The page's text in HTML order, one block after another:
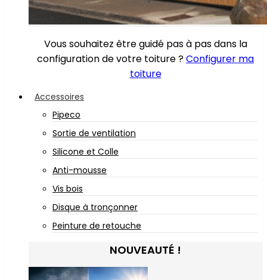
Vous souhaitez être guidé pas à pas dans la
configuration de votre toiture ?Configurer ma
toiture
Accessoires
Pipeco
Sortie de ventilation
Silicone et Colle
Anti-mousse
Vis bois
Disque à tronçonner
Peinture de retouche
NOUVEAUTÉ !